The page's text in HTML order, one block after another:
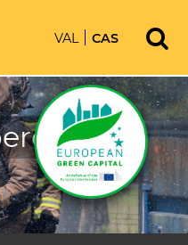
VAL CAS